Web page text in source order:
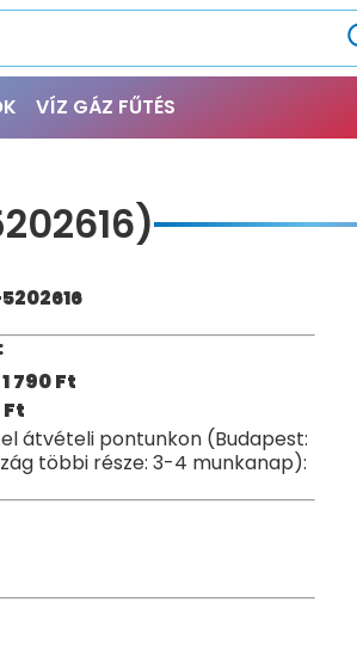
VÍZ GÁZ FŰTÉS
1 790Ft
Ft
átvételi pontunkon (Budapest:
többi része: 3-4 munkanap):